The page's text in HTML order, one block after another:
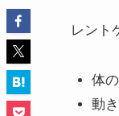
レント
体
動